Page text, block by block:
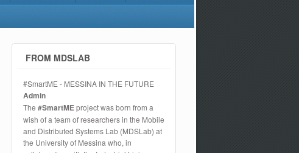
FROM MDSLAB
#SmartME - MESSINA IN THE FUTURE
Admin
The #SmartMEproject was born from a
wish of a team of researchers in the Mobile
and Distributed Systems Lab (MDSLab) at
the University of Messina who, in